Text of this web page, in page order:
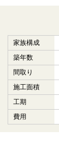
家族構成
築年数
間取り
施工面積
工期
費用